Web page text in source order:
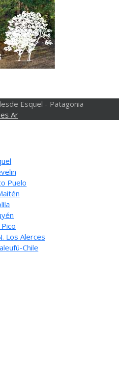
Esquel - Patagonia
Ar
Puelo
Los Alerces
Chile